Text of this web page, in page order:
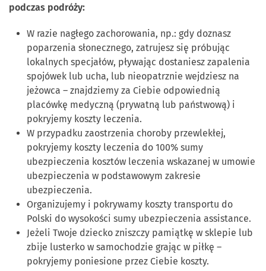
podczas podróży:
W razie nagłego zachorowania, np.: gdy doznasz
poparzenia słonecznego, zatrujesz się próbując
lokalnych specjałów, pływając dostaniesz zapalenia
spojówek lub ucha, lub nieopatrznie wejdziesz na
jeżowca – znajdziemy za Ciebie odpowiednią
placówkę medyczną (prywatną lub państwową) i
pokryjemy koszty leczenia.
W przypadku zaostrzenia choroby przewlekłej,
pokryjemy koszty leczenia do 100% sumy
ubezpieczenia kosztów leczenia wskazanej w umowie
ubezpieczenia w podstawowym zakresie
ubezpieczenia.
Organizujemy i pokrywamy koszty transportu do
Polski do wysokości sumy ubezpieczenia assistance.
Jeżeli Twoje dziecko zniszczy pamiątkę w sklepie lub
zbije lusterko w samochodzie grając w piłkę –
pokryjemy poniesione przez Ciebie koszty.